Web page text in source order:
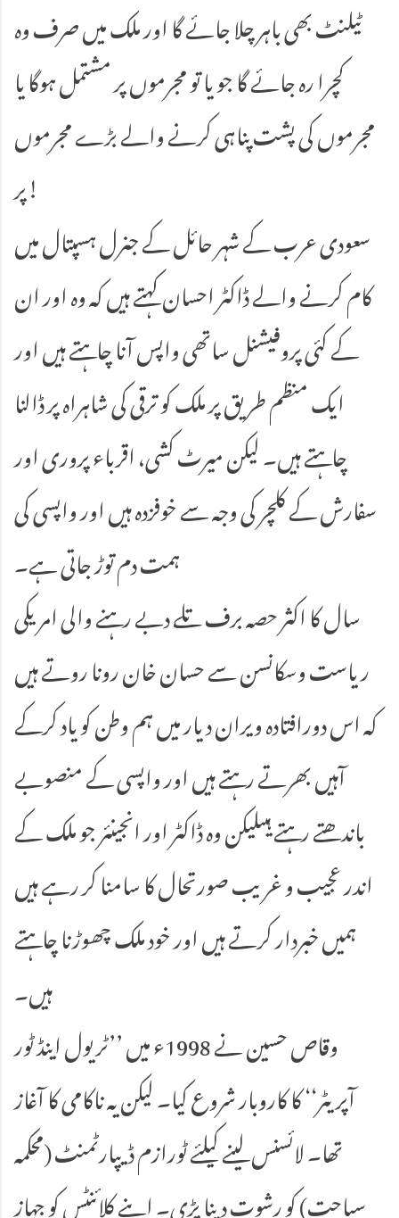
ٹیلنٹ بھی باہر چلا جائے گا اور ملک میں صرف وہ
کچرا رہ جائے گا جو یا تو مجرموں پر مشتمل ہوگا یا
مجرموں کی پشت پناہی کرنے والے بڑے مجرموں
پر!
سعودی عرب کے شہر حائل کے جنرل ہسپتال میں
کام کرنے والے ڈاکٹر احسان کہتے ہیں کہ وہ اور ان
کے کئی پروفیشنل ساتھی واپس آنا چاہتے ہیں اور
ایک منظم طریق پر ملک کو ترقی کی شاہراہ پر ڈالنا
چاہتے ہیں۔ لیکن میرٹ کشی، اقرباء پروری اور
سفارش کے کلچر کی وجہ سے خوفزدہ ہیں اور واپسی کی
ہمت دم توڑ جاتی ہے۔
سال کا اکثر حصہ برف تلے دبے رہنے والی امریکی
ریاست وسکانسن سے حسان خان رونا روتے ہیں
کہ اس دورافتادہ ویران دیار میں ہم وطن کو یاد کرکے
آہیں بھرتے رہتے ہیں اور واپسی کے منصوبے
باندھتے رہتے ہیںلیکن وہ ڈاکٹر اور انجینئر جو ملک کے
اندر عجیب و غریب صورتحال کا سامنا کر رہے ہیں
ہمیں خبردار کرتے ہیں اور خود ملک چھوڑنا چاہتے
ہیں۔
وقاص حسین نے 1998ء میں ’’ٹریول اینڈ ٹور
آپریٹر‘‘ کا کاروبار شروع کیا۔ لیکن یہ ناکامی کا آغاز
تھا۔ لائسنس لینے کیلئے ٹورازم ڈیپارٹمنٹ (محکمہ
سیاحت) کو رشوت دینا پڑی۔ اپنے کلائنٹس کو جہاز